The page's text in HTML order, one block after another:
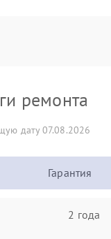
ремонта
дату 07.08.2026
Гарантия
2 года